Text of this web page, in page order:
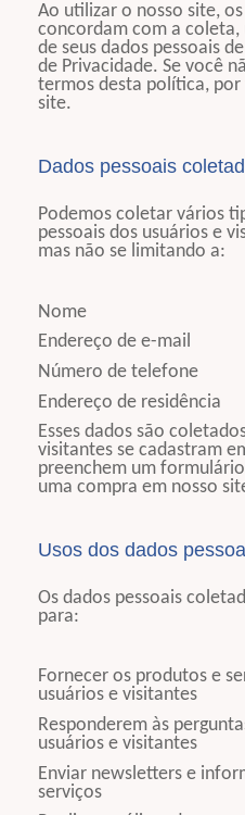
Ao utilizar o nosso site,
concordam com a
de seus dados pessoais
de Privacidade. Se você
termos desta política,
site.
Dados pessoais
Podemos coletar vários
pessoais dos usuários e
mas não se limitando a:
Nome
Endereço de e-mail
Número de telefone
Endereço de residência
Esses dados são
visitantes se cadastram
preenchem um
uma compra em nosso
Usos dos dados
Os dados pessoais
para:
Fornecer os produtos e
usuários e visitantes
Responderem às
usuários e visitantes
Enviar newsletters e
serviços